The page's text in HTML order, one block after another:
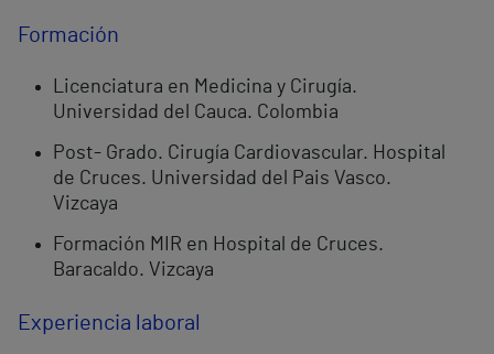
Formación
Licenciatura en Medicina y Cirugía.
Universidad del Cauca. Colombia
Post- Grado. Cirugía Cardiovascular. Hospital
de Cruces. Universidad del Pais Vasco.
Vizcaya
Formación MIR en Hospital de Cruces.
Baracaldo. Vizcaya
Experiencia laboral